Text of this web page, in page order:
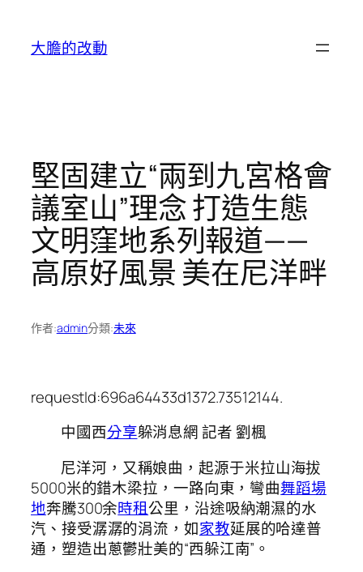
大膽的改動
堅固建立“兩到九宮格會
議室山”理念 打造生態
文明窪地系列報道——
高原好風景 美在尼洋畔
作者:admin分類:未來
requestId:696a64433d1372.73512144.
中國西分享躲消息網 記者 劉楓
尼洋河，又稱娘曲，起源于米拉山海拔
5000米的錯木梁拉，一路向東，彎曲舞蹈場
地奔騰300余時租公里，沿途吸納潮濕的水
汽、接受潺潺的涓流，如家教延展的哈達普
通，塑造出蔥鬱壯美的“西躲江南”。